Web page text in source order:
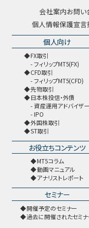
会社案内お問い
個人情報保護宣言
個人向け
FX取引
フィリップMT5(FX)
CFD取引
フィリップMT5(CFD)
先物取引
日本株投信・外債
資産運用アドバイザー
IPO
外国株取引
ST取引
お役立ちコンテンツ
MT5コラム
動画マニュアル
アナリストレポート
セミナー
開催予定のセミナー
過去に開催されたセミ